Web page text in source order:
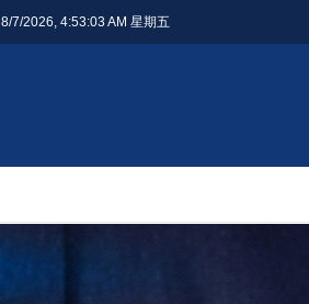
8/7/2026, 4:53:04 AM 星期五